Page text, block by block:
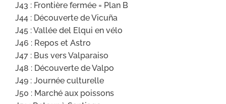
J43 : Frontière fermée = Plan B
J44 : Découverte de Vicuña
J45 : Vallée del Elqui en vélo
J46 : Repos et Astro
J47 : Bus vers Valparaiso
J48 : Découverte de Valpo
J49 : Journée culturelle
J50 : Marché aux poissons